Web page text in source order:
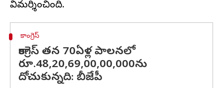
కాంగ్రెస్
కాంగ్రెస్ తన 70ఏళ్ల పాలనలో
రూ.48,20,69,00,00,000ను
దోచుకున్నది: బీజేపీ